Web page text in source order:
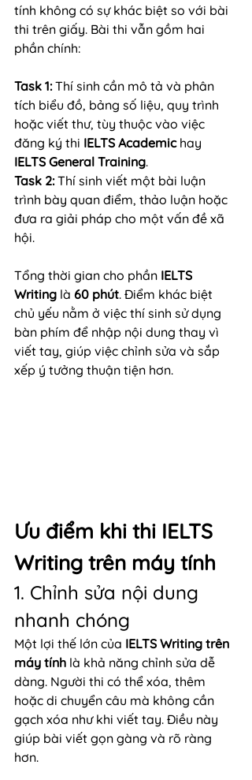
tính không có sự khác biệt so với bài
thi trên giấy. Bài thi vẫn gồm hai
phần chính:
Task 1: Thí sinh cần mô tả và phân
tích biểu đồ, bảng số liệu, quy trình
hoặc viết thư, tùy thuộc vào việc
đăng ký thi IELTS Academic hay
IELTS General Training.
Task 2: Thí sinh viết một bài luận
trình bày quan điểm, thảo luận hoặc
đưa ra giải pháp cho một vấn đề xã
hội.
Tổng thời gian cho phần IELTS
Writing là 60 phút. Điểm khác biệt
chủ yếu nằm ở việc thí sinh sử dụng
bàn phím để nhập nội dung thay vì
viết tay, giúp việc chỉnh sửa và sắp
xếp ý tưởng thuận tiện hơn.
Ưu điểm khi thi IELTS
Writing trên máy tính
1. Chỉnh sửa nội dung
nhanh chóng
Một lợi thế lớn của IELTS Writing trên
máy tính là khả năng chỉnh sửa dễ
dàng. Người thi có thể xóa, thêm
hoặc di chuyển câu mà không cần
gạch xóa như khi viết tay. Điều này
giúp bài viết gọn gàng và rõ ràng
hơn.